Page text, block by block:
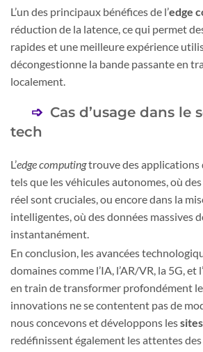
L’un des principaux bénéfices de l’edge
réduction de la latence, ce qui permet
rapides et une meilleure expérience
décongestionne la bande passante en
localement.
Cas d’usage dans le
tech
L’edge computingtrouve des applications
tels que les véhicules autonomes, où
réel sont cruciales, ou encore dans la
intelligentes, où des données massives
instantanément.
En conclusion, les avancées
domaines comme l’IA, l’AR/VR, la 5G, et l’
en train de transformer profondément le
innovations ne se contentent pas de
nous concevons et développons les
redéfinissent également les attentes des